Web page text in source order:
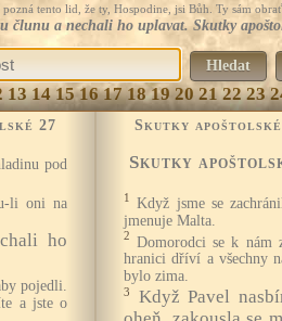
tento lid, že ty, Hospodine, jsi Bůh. Ty sám
člunu a nechali ho uplavat. Skutky
Hledat
13 14 15 16 17 18 19 20 21 22 23
27
pod
li oni na
ho
pojedli.
a jste o
Skutky apoštolské
Skutky
1
Když jsme se
jmenuje Malta.
2 Domorodci se k nám
hranici dříví a všechny
bylo zima.
3
Když Pavel